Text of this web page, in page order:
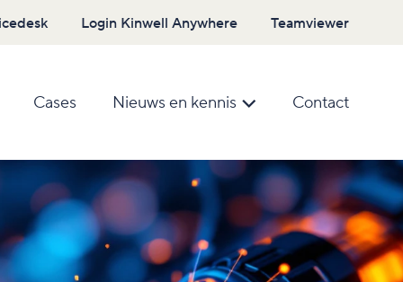
Login Kinwell Anywhere Teamviewer
Cases Nieuws en kennis Contact